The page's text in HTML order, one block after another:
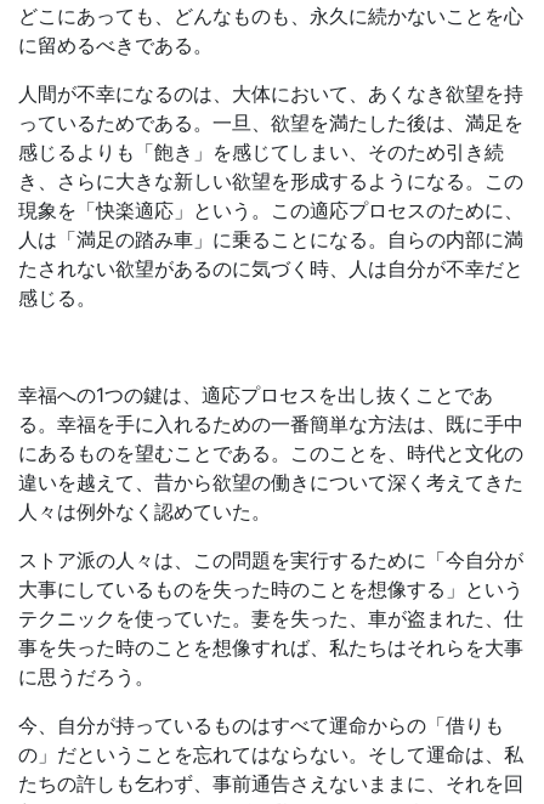
どこにあっても、どんなものも、永久に続かないことを心
に留めるべきである。
人間が不幸になるのは、大体において、あくなき欲望を持
っているためである。一旦、欲望を満たした後は、満足を
感じるよりも「飽き」を感じてしまい、そのため引き続
き、さらに大きな新しい欲望を形成するようになる。この
現象を「快楽適応」という。この適応プロセスのために、
人は「満足の踏み車」に乗ることになる。自らの内部に満
たされない欲望があるのに気づく時、人は自分が不幸だと
感じる。
幸福への1つの鍵は、適応プロセスを出し抜くことであ
る。幸福を手に入れるための一番簡単な方法は、既に手中
にあるものを望むことである。このことを、時代と文化の
違いを越えて、昔から欲望の働きについて深く考えてきた
人々は例外なく認めていた。
ストア派の人々は、この問題を実行するために「今自分が
大事にしているものを失った時のことを想像する」という
テクニックを使っていた。妻を失った、車が盗まれた、仕
事を失った時のことを想像すれば、私たちはそれらを大事
に思うだろう。
今、自分が持っているものはすべて運命からの「借りも
の」だということを忘れてはならない。そして運命は、私
たちの許しも乞わず、事前通告さえないままに、それを回